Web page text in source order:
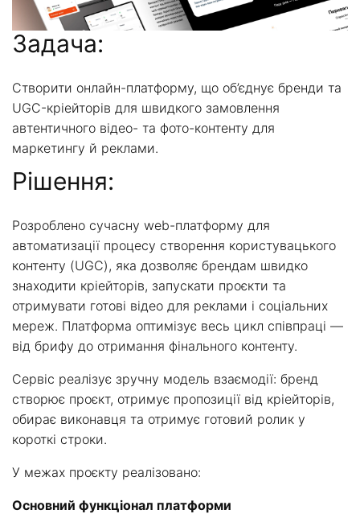
Задача:
Створити онлайн-платформу, що об’єднує бренди та
UGC-кріейторів для швидкого замовлення
автентичного відео- та фото-контенту для
маркетингу й реклами.
Рішення:
Розроблено сучасну web-платформу для
автоматизації процесу створення користувацького
контенту (UGC), яка дозволяє брендам швидко
знаходити кріейторів, запускати проєкти та
отримувати готові відео для реклами і соціальних
мереж. Платформа оптимізує весь цикл співпраці —
від брифу до отримання фінального контенту.
Сервіс реалізує зручну модель взаємодії: бренд
створює проєкт, отримує пропозиції від кріейторів,
обирає виконавця та отримує готовий ролик у
короткі строки.
У межах проєкту реалізовано:
Основний функціонал платформи